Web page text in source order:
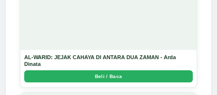
AL-WARID: JEJAK CAHAYA DI ANTARA DUA ZAMAN - Arda
Dinata
Beli / Baca